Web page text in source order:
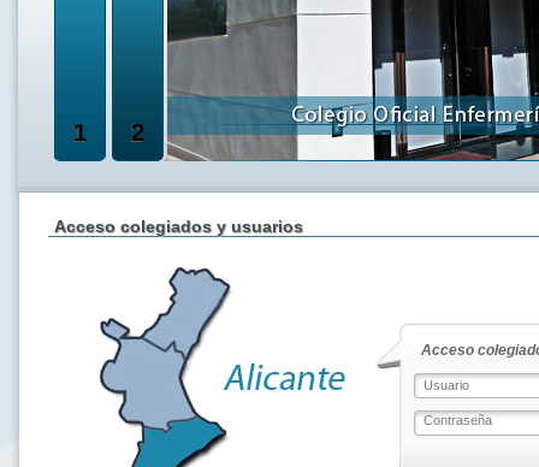
1 2
Acceso colegiados y usuarios
Acceso